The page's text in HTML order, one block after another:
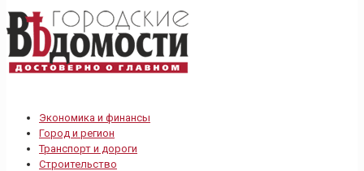
Экономика и финансы
Город и регион
Транспорт и дороги
Строительство